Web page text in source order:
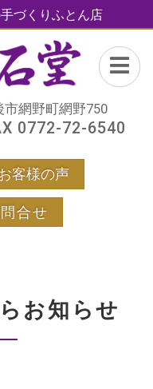
づくりふとん店
網野町網野750
0772-72-6540
客様の声
合せ
お知らせ